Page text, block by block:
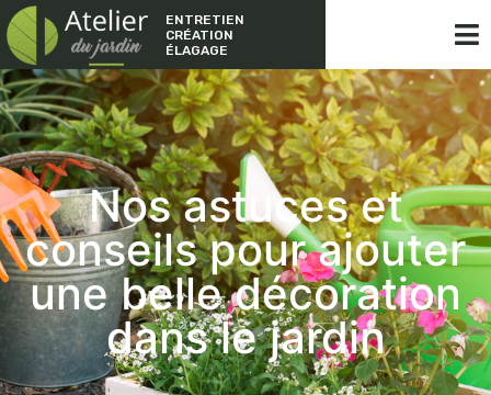
ENTRETIEN
CRÉATION
ÉLAGAGE
Nos astuces et
conseils pour ajouter
une belle décoration
dans le jardin